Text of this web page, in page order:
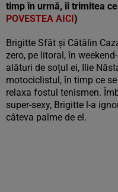
timp în urmă, îi trimitea
POVESTEA AICI)
Brigitte Sfăt și Cătălin
zero, pe litoral, în
alături de soțul ei, Ilie
motociclistul, în timp ce
relaxa fostul tenismen.
super-sexy, Brigitte l-a
câteva palme de el.